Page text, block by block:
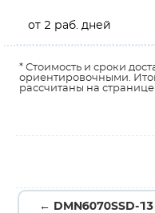
от 2 раб. дней
* Стоимость и сроки
ориентировочными.
рассчитаны на
← DMN6070SSD-13